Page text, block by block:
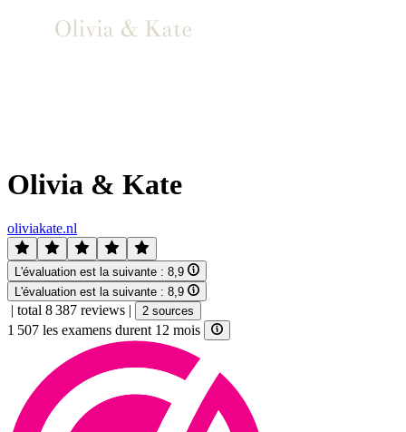
Olivia & Kate
oliviakate.nl
L'évaluation est la suivante : 8,9
L'évaluation est la suivante : 8,9
| total 8 387 reviews | 2 sources
1 507 les examens durent 12 mois